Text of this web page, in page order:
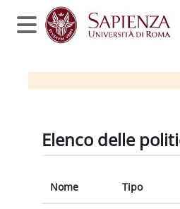
Vai al contenuto principale
Pannello laterale
Elenco delle
Nome Tipo